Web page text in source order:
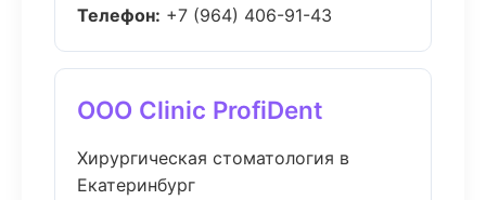
Телефон: +7 (964) 406-91-43
ООО Clinic ProfiDent
Хирургическая стоматология в
Екатеринбург